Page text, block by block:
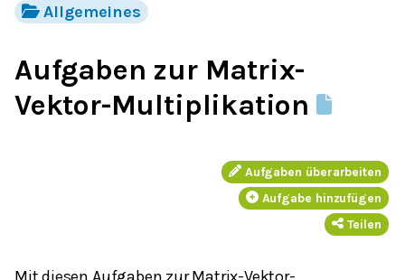
Allgemeines
Aufgaben zur Matrix-
Vektor-Multiplikation
Aufgaben überarbeiten
Aufgabe hinzufügen
Teilen